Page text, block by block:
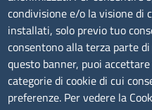
Amministrazione
Bandi di gara
Bilanci
Concorsi e selezioni
Procedimenti
Provvedimenti
condivisione e/o la visione di
installati, solo previo tuo
consentono alla terza parte
questo banner, puoi
categorie di cookie di cui
preferenze. Per vedere la